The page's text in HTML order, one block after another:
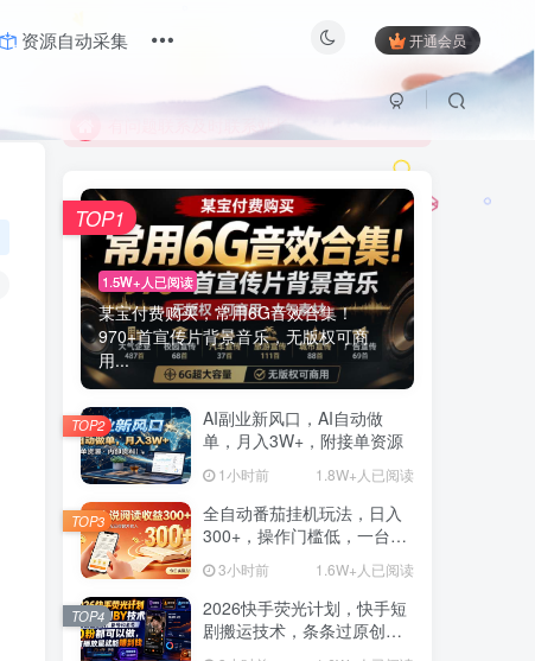
资源自动采集 开通会员
有问题联系及时联系站长
限时活动；目前月卡只需6.8元
有问题联系及时联系站长
1.5W+人已阅读
某宝付费购买，常用6G音效合集！
970+首宣传片背景音乐，无版权可商
用...
TOP1
AI副业新风口，AI自动做
单，月入3W+，附接单资源
1小时前 1.8W+人已阅读
TOP2
全自动番茄挂机玩法，日入
300+，操作门槛低，一台电
脑即可开展
3小时前 1.6W+人已阅读
TOP3
2026快手荧光计划，快手短
剧搬运技术，条条过原创，
新号和老号0粉都可以做，有
TOP4